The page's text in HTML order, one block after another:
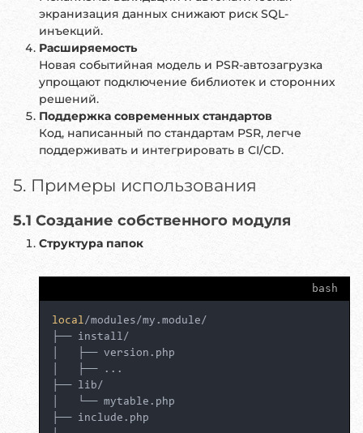
экранизация данных снижают риск SQL-
инъекций.
Расширяемость
Новая событийная модель и PSR-автозагрузка
упрощают подключение библиотек и сторонних
решений.
Поддержка современных стандартов
Код, написанный по стандартам PSR, легче
поддерживать и интегрировать в CI/CD.
5. Примеры использования
5.1 Создание собственного модуля
Структура папок
bash
local/modules/my.module/
├── install/
│   ├── version.php
│   ├── ...
├── lib/
│   └── mytable.php
├── include.php